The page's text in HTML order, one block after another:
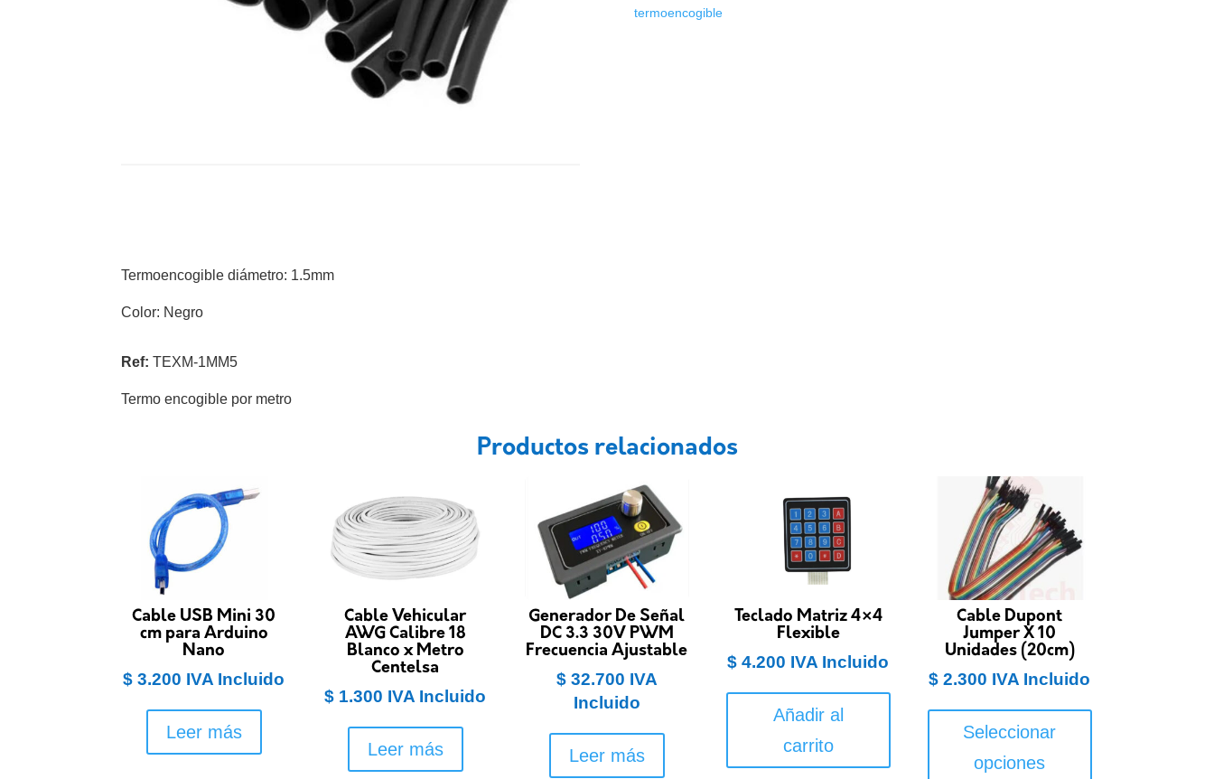
termoencogible
Termoencogible diámetro: 1.5mm
Color: Negro
Ref: TEXM-1MM5
Termo encogible por metro
Productos relacionados
Cable USB Mini 30
cm para Arduino
Nano
$ 3.200 IVA Incluido
Leer más
Cable Vehicular
AWG Calibre 18
Blanco x Metro
Centelsa
$ 1.300 IVA Incluido
Leer más
Generador De Señal
DC 3.3 30V PWM
Frecuencia Ajustable
$32.700 IVA
Incluido
Leer más
Teclado Matriz 4×4
Flexible
$ 4.200 IVA Incluido
Añadir al
carrito
Cable Dupont
Jumper X 10
Unidades (20cm)
$ 2.300 IVA Incluido
Seleccionar
opciones